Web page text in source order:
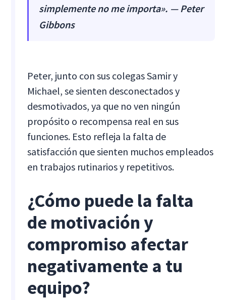
simplemente no me importa». — Peter
Gibbons
Peter, junto con sus colegas Samir y
Michael, se sienten desconectados y
desmotivados, ya que no ven ningún
propósito o recompensa real en sus
funciones. Esto refleja la falta de
satisfacción que sienten muchos empleados
en trabajos rutinarios y repetitivos.
¿Cómo puede la falta
de motivación y
compromiso afectar
negativamente a tu
equipo?